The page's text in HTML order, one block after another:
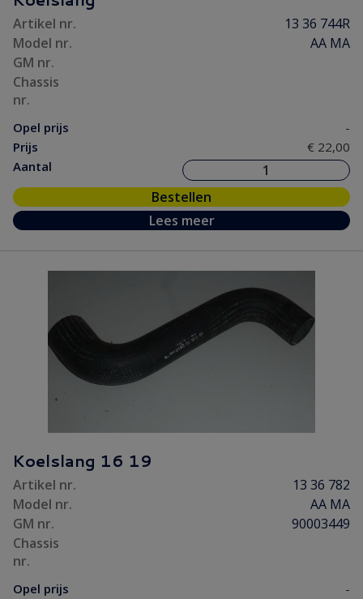
Versnelling/ Aandrijving
Remmen/ Wielen
Ruiten/ Rubbers
Artikel nr.
13 36 744R
Model nr.
AA MA
GM nr.
Chassis
nr.
Opel prijs
-
Prijs
€ 22,00
Aantal
Bestellen
Lees meer
Koelslang 16 19
Artikel nr.
13 36 782
Model nr.
AA MA
GM nr.
90003449
Chassis
nr.
Opel prijs
-